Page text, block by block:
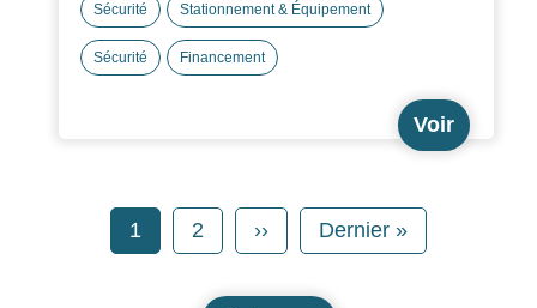
Sécurité Stationnement & Équipement
Sécurité Financement
Voir
Pagination
Page
1 Page
2 Page suivante
›› Dernière page
Dernier »